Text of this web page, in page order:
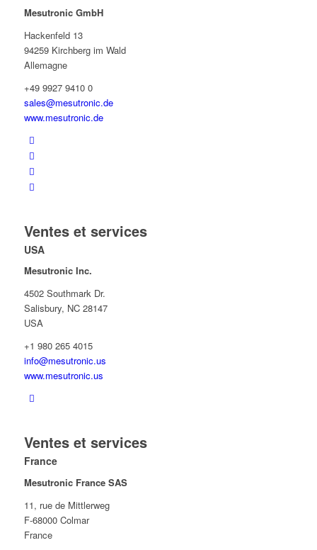
Mesutronic GmbH
Hackenfeld 13
94259 Kirchberg im Wald
Allemagne
+49 9927 9410 0
sales@mesutronic.de
www.mesutronic.de
Ventes et services
USA
Mesutronic Inc.
4502 Southmark Dr.
Salisbury, NC 28147
USA
+1 980 265 4015
info@mesutronic.us
www.mesutronic.us
Ventes et services
France
Mesutronic France SAS
11, rue de Mittlerweg
F-68000 Colmar
France